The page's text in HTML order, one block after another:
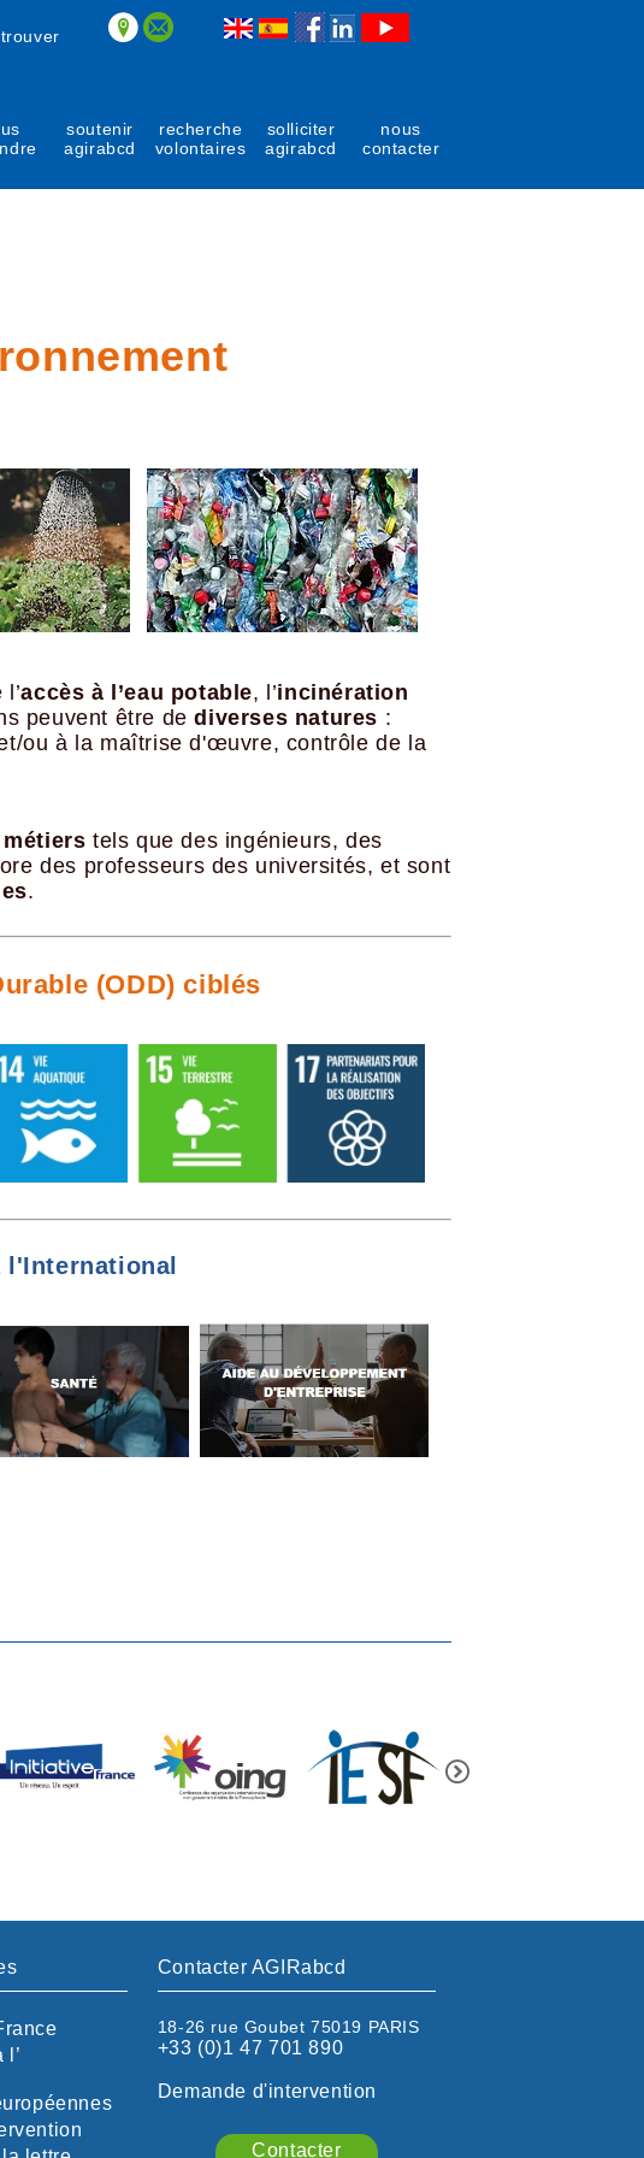
soutenir
agirabcd
recherche
volontaires
solliciter
agirabcd
nous
contacter
accès à l’eau potable, l’incinération
peuvent être dediverses natures :
ou à la maîtrise d'œuvre, contrôle de la
tels que des ingénieurs, des
des professeurs des universités, et sont
.
(ODD) ciblés
l'International
l’
Contacter AGIRabcd
18-26 rue Goubet 75019 PARIS
+33 (0)1 47 701 890
Demande d'intervention
Contacter